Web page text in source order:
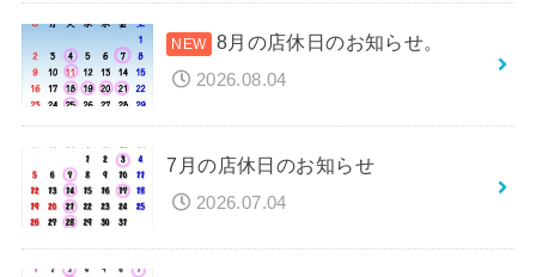
8月の店休日のお知らせ。
2026.08.04
7月の店休日のお知らせ
2026.07.04